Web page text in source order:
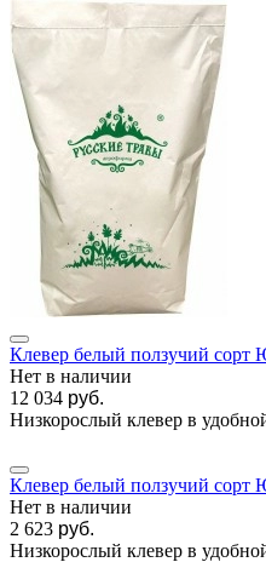
Клевер белый ползучий сорт
Нет в наличии
12 034 руб.
Низкорослый клевер в
Клевер белый ползучий сорт
Нет в наличии
2 623 руб.
Низкорослый клевер в